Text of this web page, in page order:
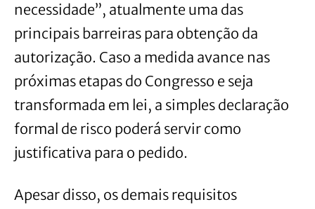
necessidade”, atualmente uma das
principais barreiras para obtenção da
autorização. Caso a medida avance nas
próximas etapas do Congresso e seja
transformada em lei, a simples declaração
formal de risco poderá servir como
justificativa para o pedido.
Apesar disso, os demais requisitos